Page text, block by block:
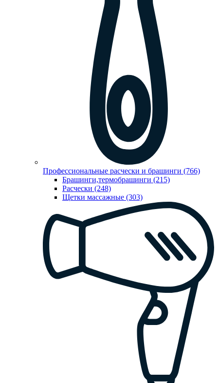
Профессиональные расчески и брашинги (766)
Брашинги,термобрашинги (215)
Расчески (248)
Щетки массажные (303)